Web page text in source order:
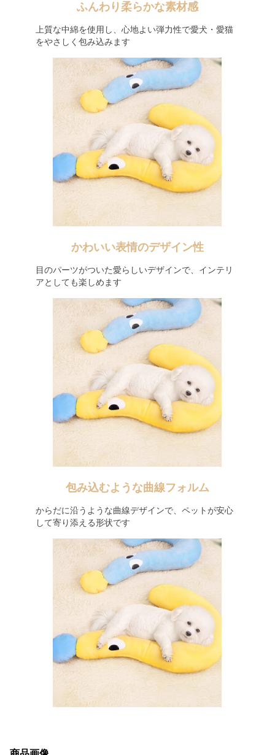
ふんわり柔らかな素材感
上質な中綿を使用し、心地よい弾力性で愛犬・愛猫
をやさしく包み込みます
かわいい表情のデザイン性
目のパーツがついた愛らしいデザインで、インテリ
アとしても楽しめます
包み込むような曲線フォルム
からだに沿うような曲線デザインで、ペットが安心
して寄り添える形状です